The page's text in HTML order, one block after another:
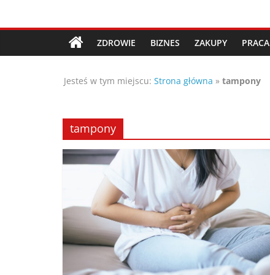
Porady,
wskazówki
oraz
ciekawe
rady
–
poznaj
te
ZDROWIE BIZNES ZAKUPY PRACA
Jesteś w tym miejscu: Strona główna » tampony
tampony